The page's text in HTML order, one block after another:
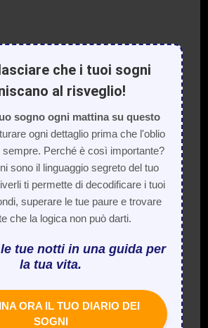
che i tuoi sogni
al risveglio!
sogno ogni mattina su questo
ogni dettaglio prima che l'oblio
sempre. Perché è così importante?
sono il linguaggio segreto del tuo
ti permette di decodificare i tuoi
superare le tue paure e trovare
che la logica non può darti.
tue notti in una guida per
la tua vita.
ORA IL TUO DIARIO DEI
SOGNI